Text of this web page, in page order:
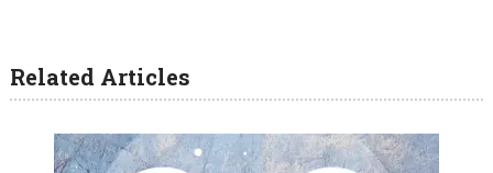
Related Articles